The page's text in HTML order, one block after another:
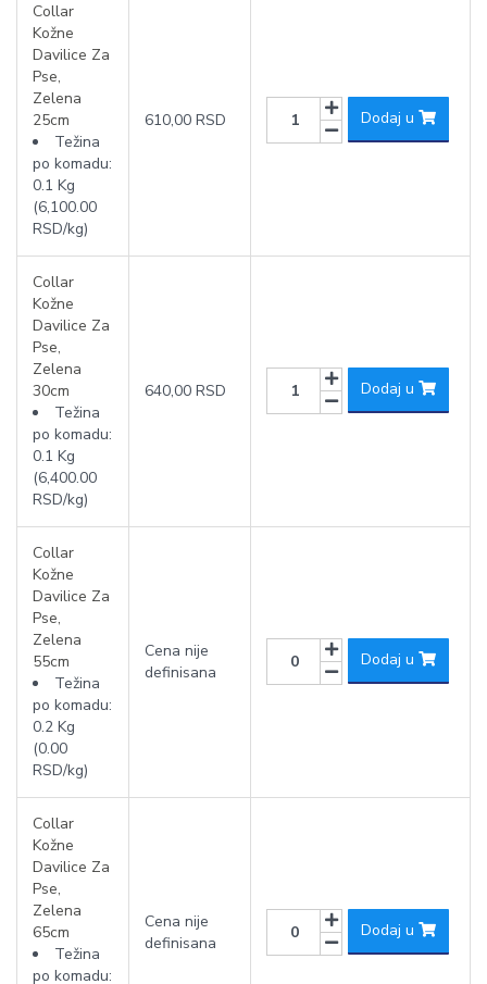
Collar
Kožne
Davilice Za
Pse,
Zelena
25cm
Težina
po komadu:
0.1 Kg
(6,100.00
RSD/kg)
610,00 RSD Dodaj u
Collar
Kožne
Davilice Za
Pse,
Zelena
30cm
Težina
po komadu:
0.1 Kg
(6,400.00
RSD/kg)
640,00 RSD Dodaj u
Collar
Kožne
Davilice Za
Pse,
Zelena
55cm
Težina
po komadu:
0.2 Kg
(0.00
RSD/kg)
Cena nije
definisana
Dodaj u
Collar
Kožne
Davilice Za
Pse,
Zelena
65cm
Težina
po komadu:
Cena nije
definisana
Dodaj u